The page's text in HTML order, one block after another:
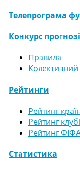
Телепрограма
Конкурс
Правила
Рейтинги
Рейтинг
Рейтинг
Рейтинг ФІФА
Статистика